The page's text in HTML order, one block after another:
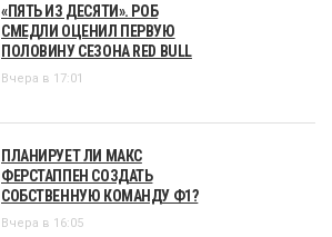
«ПЯТЬ ИЗ ДЕСЯТИ». РОБ
СМЕДЛИ ОЦЕНИЛ ПЕРВУЮ
ПОЛОВИНУ СЕЗОНА RED BULL
Вчера в 17:01
ПЛАНИРУЕТ ЛИ МАКС
ФЕРСТАППЕН СОЗДАТЬ
СОБСТВЕННУЮ КОМАНДУ Ф1?
Вчера в 16:05